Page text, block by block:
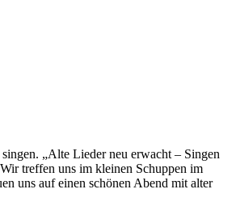
„Alte Lieder neu erwacht – Singen
treffen uns im kleinen Schuppen im
uns auf einen schönen Abend mit alter